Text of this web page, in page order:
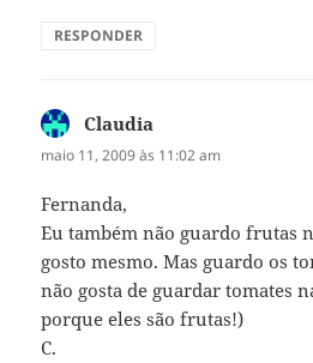
RESPONDER
Claudia
maio 11, 2009 às 11:02 am
Fernanda,
Eu também não guardo frutas
gosto mesmo. Mas guardo os
não gosta de guardar tomates
porque eles são frutas!)
C.